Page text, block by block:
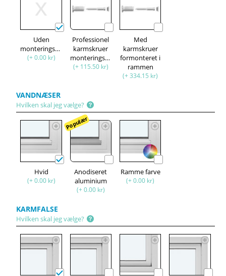
Uden
monteringssæt
(+ 0.00 kr)
Professionel
karmskruer
monteringssæt
(+ 115.50 kr)
Med
karmskruer
formonteret i
rammen
(+ 334.15 kr)
VANDNÆSER
Hvilken skal jeg vælge?
Hvid
(+ 0.00 kr)
Populær
Anodiseret
aluminium
(+ 0.00 kr)
Ramme farve
(+ 0.00 kr)
KARMFALSE
Hvilken skal jeg vælge?